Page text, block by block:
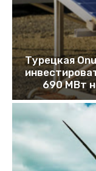
Турецкая
690 МВт